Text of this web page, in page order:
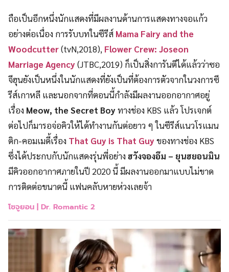
ถือเป็นอีกหนึ่งนักแสดงที่มีผลงานด้านการแสดงทางจอแก้ว
อย่างต่อเนื่อง การรับบทในซีรีส์ Mama Fairy and the
Woodcutter(tvN,2018), Flower Crew: Joseon
Marriage Agency(JTBC,2019) ก็เป็นสิ่งการันตีได้แล้วว่าซอ
จีฮุนยังเป็นหนึ่งในนักแสดงที่ยังเป็นที่ต้องการตัวจากในวงการซี
รีส์เกาหลี และนอกจากที่ตอนนี้กำลังมีผลงานออกอากาศอยู่
เรื่อง Meow, the Secret Boyทางช่อง KBS แล้ว โปรเจกต์
ต่อไปก็มารอจ่อคิวให้ได้ทำงานกันต่อยาว ๆ ในซีรีส์แนวโรแมน
ติก-คอมเมดี้เรื่อง That Guy is That Guyของทางช่อง KBS
ซึ่งได้ประกบกับนักแสดงรุ่นพี่อย่างฮวังจองอึม – ยุนฮยอนมิน
มีคิวออกอากาศภายในปี 2020 นี้ มีผลงานออกมาแบบไม่ขาด
การติดต่อขนาดนี้ แฟนคลับหายห่วงเลยจ้า
โซจูยอน | Dr. Romantic 2